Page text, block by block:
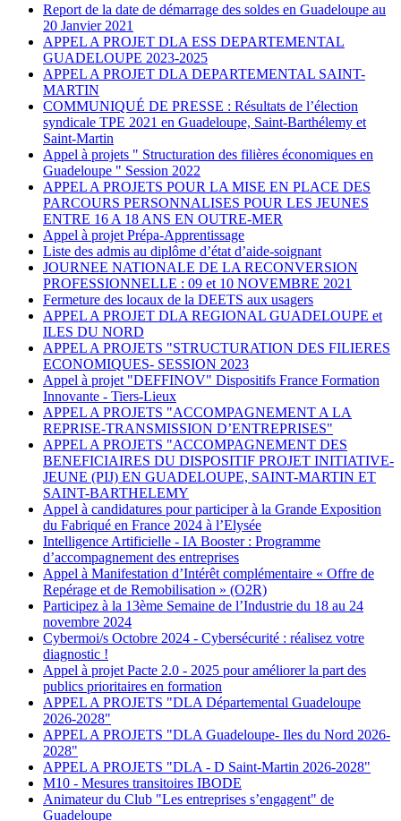
Report de la date de démarrage des soldes en Guadeloupe au
20 Janvier 2021
APPEL A PROJET DLA ESS DEPARTEMENTAL
GUADELOUPE 2023-2025
APPEL A PROJET DLA DEPARTEMENTAL SAINT-
MARTIN
COMMUNIQUÉ DE PRESSE : Résultats de l’élection
syndicale TPE 2021 en Guadeloupe, Saint-Barthélemy et
Saint-Martin
Appel à projets " Structuration des filières économiques en
Guadeloupe " Session 2022
APPEL A PROJETS POUR LA MISE EN PLACE DES
PARCOURS PERSONNALISES POUR LES JEUNES
ENTRE 16 A 18 ANS EN OUTRE-MER
Appel à projet Prépa-Apprentissage
Liste des admis au diplôme d’état d’aide-soignant
JOURNEE NATIONALE DE LA RECONVERSION
PROFESSIONNELLE : 09 et 10 NOVEMBRE 2021
Fermeture des locaux de la DEETS aux usagers
APPEL A PROJET DLA REGIONAL GUADELOUPE et
ILES DU NORD
APPEL A PROJETS "STRUCTURATION DES FILIERES
ECONOMIQUES- SESSION 2023
Appel à projet "DEFFINOV" Dispositifs France Formation
Innovante - Tiers-Lieux
APPEL A PROJETS "ACCOMPAGNEMENT A LA
REPRISE-TRANSMISSION D’ENTREPRISES"
APPEL A PROJETS "ACCOMPAGNEMENT DES
BENEFICIAIRES DU DISPOSITIF PROJET INITIATIVE-
JEUNE (PIJ) EN GUADELOUPE, SAINT-MARTIN ET
SAINT-BARTHELEMY
Appel à candidatures pour participer à la Grande Exposition
du Fabriqué en France 2024 à l’Elysée
Intelligence Artificielle - IA Booster : Programme
d’accompagnement des entreprises
Appel à Manifestation d’Intérêt complémentaire « Offre de
Repérage et de Remobilisation » (O2R)
Participez à la 13ème Semaine de l’Industrie du 18 au 24
novembre 2024
Cybermoi/s Octobre 2024 - Cybersécurité : réalisez votre
diagnostic !
Appel à projet Pacte 2.0 - 2025 pour améliorer la part des
publics prioritaires en formation
APPEL A PROJETS "DLA Départemental Guadeloupe
2026-2028"
APPEL A PROJETS "DLA Guadeloupe- Iles du Nord 2026-
2028"
APPEL A PROJETS "DLA - D Saint-Martin 2026-2028"
M10 - Mesures transitoires IBODE
Animateur du Club "Les entreprises s’engagent" de
Guadeloupe